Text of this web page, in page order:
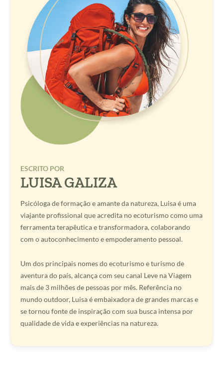
ESCRITO POR
LUISA GALIZA
Psicóloga de formação e amante da natureza, Luisa é uma
viajante profissional que acredita no ecoturismo como uma
ferramenta terapêutica e transformadora, colaborando
com o autoconhecimento e empoderamento pessoal.
Um dos principais nomes do ecoturismo e turismo de
aventura do país, alcança com seu canal Leve na Viagem
mais de 3 milhões de pessoas por mês. Referência no
mundo outdoor, Luisa é embaixadora de grandes marcas e
se tornou fonte de inspiração com sua busca intensa por
qualidade de vida e experiências na natureza.